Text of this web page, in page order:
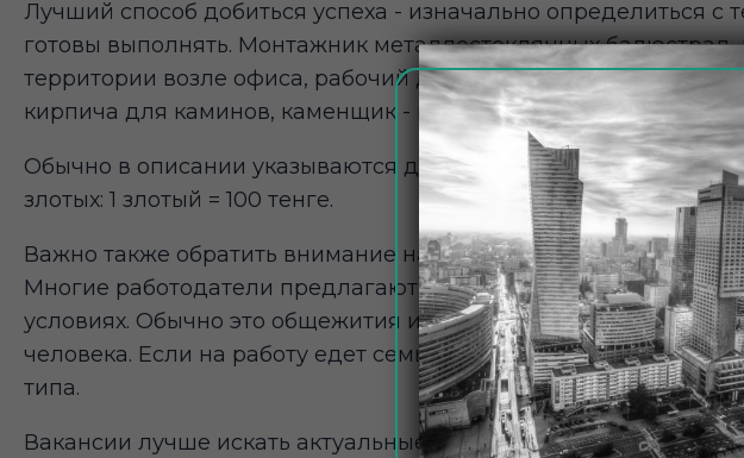
Лучший способ добиться успеха - изначально определиться с
готовы выполнять. Монтажник металлостеклянных балюстрад,
территории возле офиса, рабочий для уборки госпиталя,
кирпича для каминов, каменщик - вариантов хватает.
Обычно в описании указываются детальные условия. Размер
злотых: 1 злотый = 100 тенге.
Важно также обратить внимание на условия проживания и
Многие работодатели предлагают проживание за свой счет в
условиях. Обычно это общежития или квартиры, в одной
человека. Если на работу едет семья, возможно размещение в
типа.
Вакансии лучше искать актуальные, то есть, те, которые